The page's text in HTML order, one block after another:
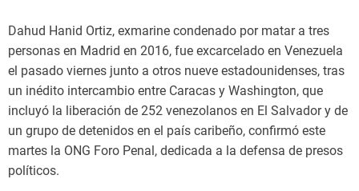
Dahud Hanid Ortiz, exmarine condenado por matar a tres
personas en Madrid en 2016, fue excarcelado en Venezuela
el pasado viernes junto a otros nueve estadounidenses, tras
un inédito intercambio entre Caracas y Washington, que
incluyó la liberación de 252 venezolanos en El Salvador y de
un grupo de detenidos en el país caribeño, confirmó este
martes la ONG Foro Penal, dedicada a la defensa de presos
políticos.